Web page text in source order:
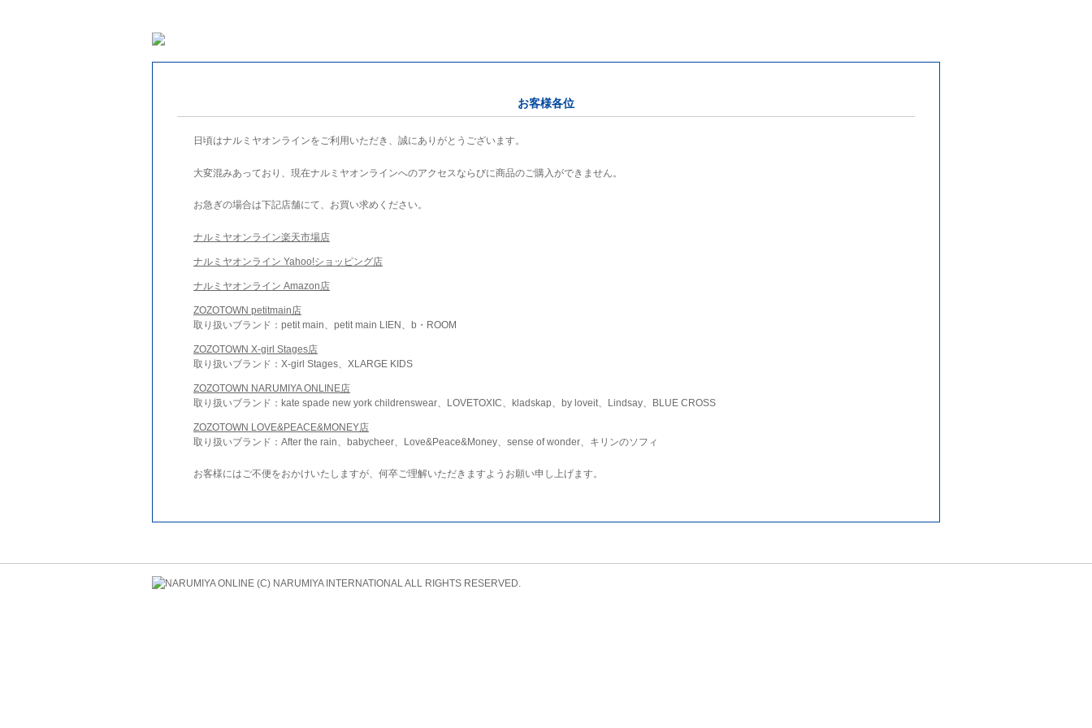
お客様各位
日頃はナルミヤオンラインをご利用いただき、誠にありがとうございます。
大変混みあっており、現在ナルミヤオンラインへのアクセスならびに商品のご購入ができません。
お急ぎの場合は下記店舗にて、お買い求めください。
ナルミヤオンライン楽天市場店
ナルミヤオンライン Yahoo!ショッピング店
ナルミヤオンライン Amazon店
ZOZOTOWN petitmain店
取り扱いブランド：petit main、petit main LIEN、b・ROOM
ZOZOTOWN X-girl Stages店
取り扱いブランド：X-girl Stages、XLARGE KIDS
ZOZOTOWN NARUMIYA ONLINE店
取り扱いブランド：kate spade new york childrenswear、LOVETOXIC、kladskap、by loveit、Lindsay、BLUE CROSS
ZOZOTOWN LOVE&PEACE&MONEY店
取り扱いブランド：After the rain、babycheer、Love&Peace&Money、sense of wonder、キリンのソフィ
お客様にはご不便をおかけいたしますが、何卒ご理解いただきますようお願い申し上げます。